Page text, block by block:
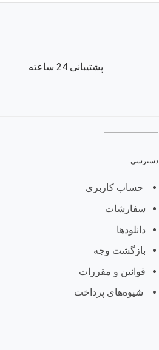
پشتیبانی 24 ساعته
دسترسی
حساب کاربری
سفارشات
دانلودها
بازگشت وجه
قوانین و مقررات
شیوه‌های پرداخت